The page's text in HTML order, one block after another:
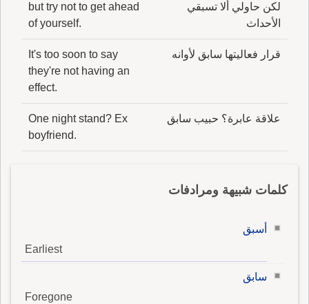
لكن حاولي ألا تسبقي
الأحداث
but try not to get ahead
of yourself.
قرار فعاليتها سابق لأوانه
It's too soon to say
they're not having an
effect.
علاقة عابرة؟ حبيب سابق
One night stand? Ex
boyfriend.
كلمات شبيهة ومرادفات
أسبق
Earliest
سابق
Foregone